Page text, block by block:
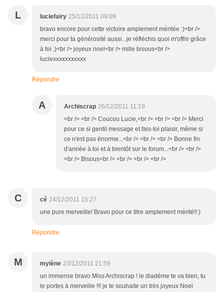
L luciefairy 25/12/2011 09:09
bravo encore pour cette victoire amplement méritée :)<br />
merci pour ta générosité aussi...je réfléchis quoi m'offrir grâce
à toi ;)<br /> joyeux noel<br /> mille bisous<br />
luciexxxxxxxxxxx
Répondre
A Archiscrap 26/12/2011 11:19
<br /> <br /> Coucou Lucie,<br /> <br /> <br /> Merci
pour ce si gentil message et fais-toi plaisir, même si
ce n'est pas énorme...<br /> <br /> <br /> Bonne fin
d'année à toi et à bientôt sur le forum...<br /> <br />
<br /> Bisous<br /> <br /> <br /> <br />
C cé 24/12/2011 15:27
une pure merveille! Bravo pour ce titre amplement mérité!!:)
Répondre
M mylène 23/12/2011 21:59
un immense bravo Miss Archiscrap ! le diadème te va bien, tu
le portes à merveille !!! je te souhaite un très joyeux Noel